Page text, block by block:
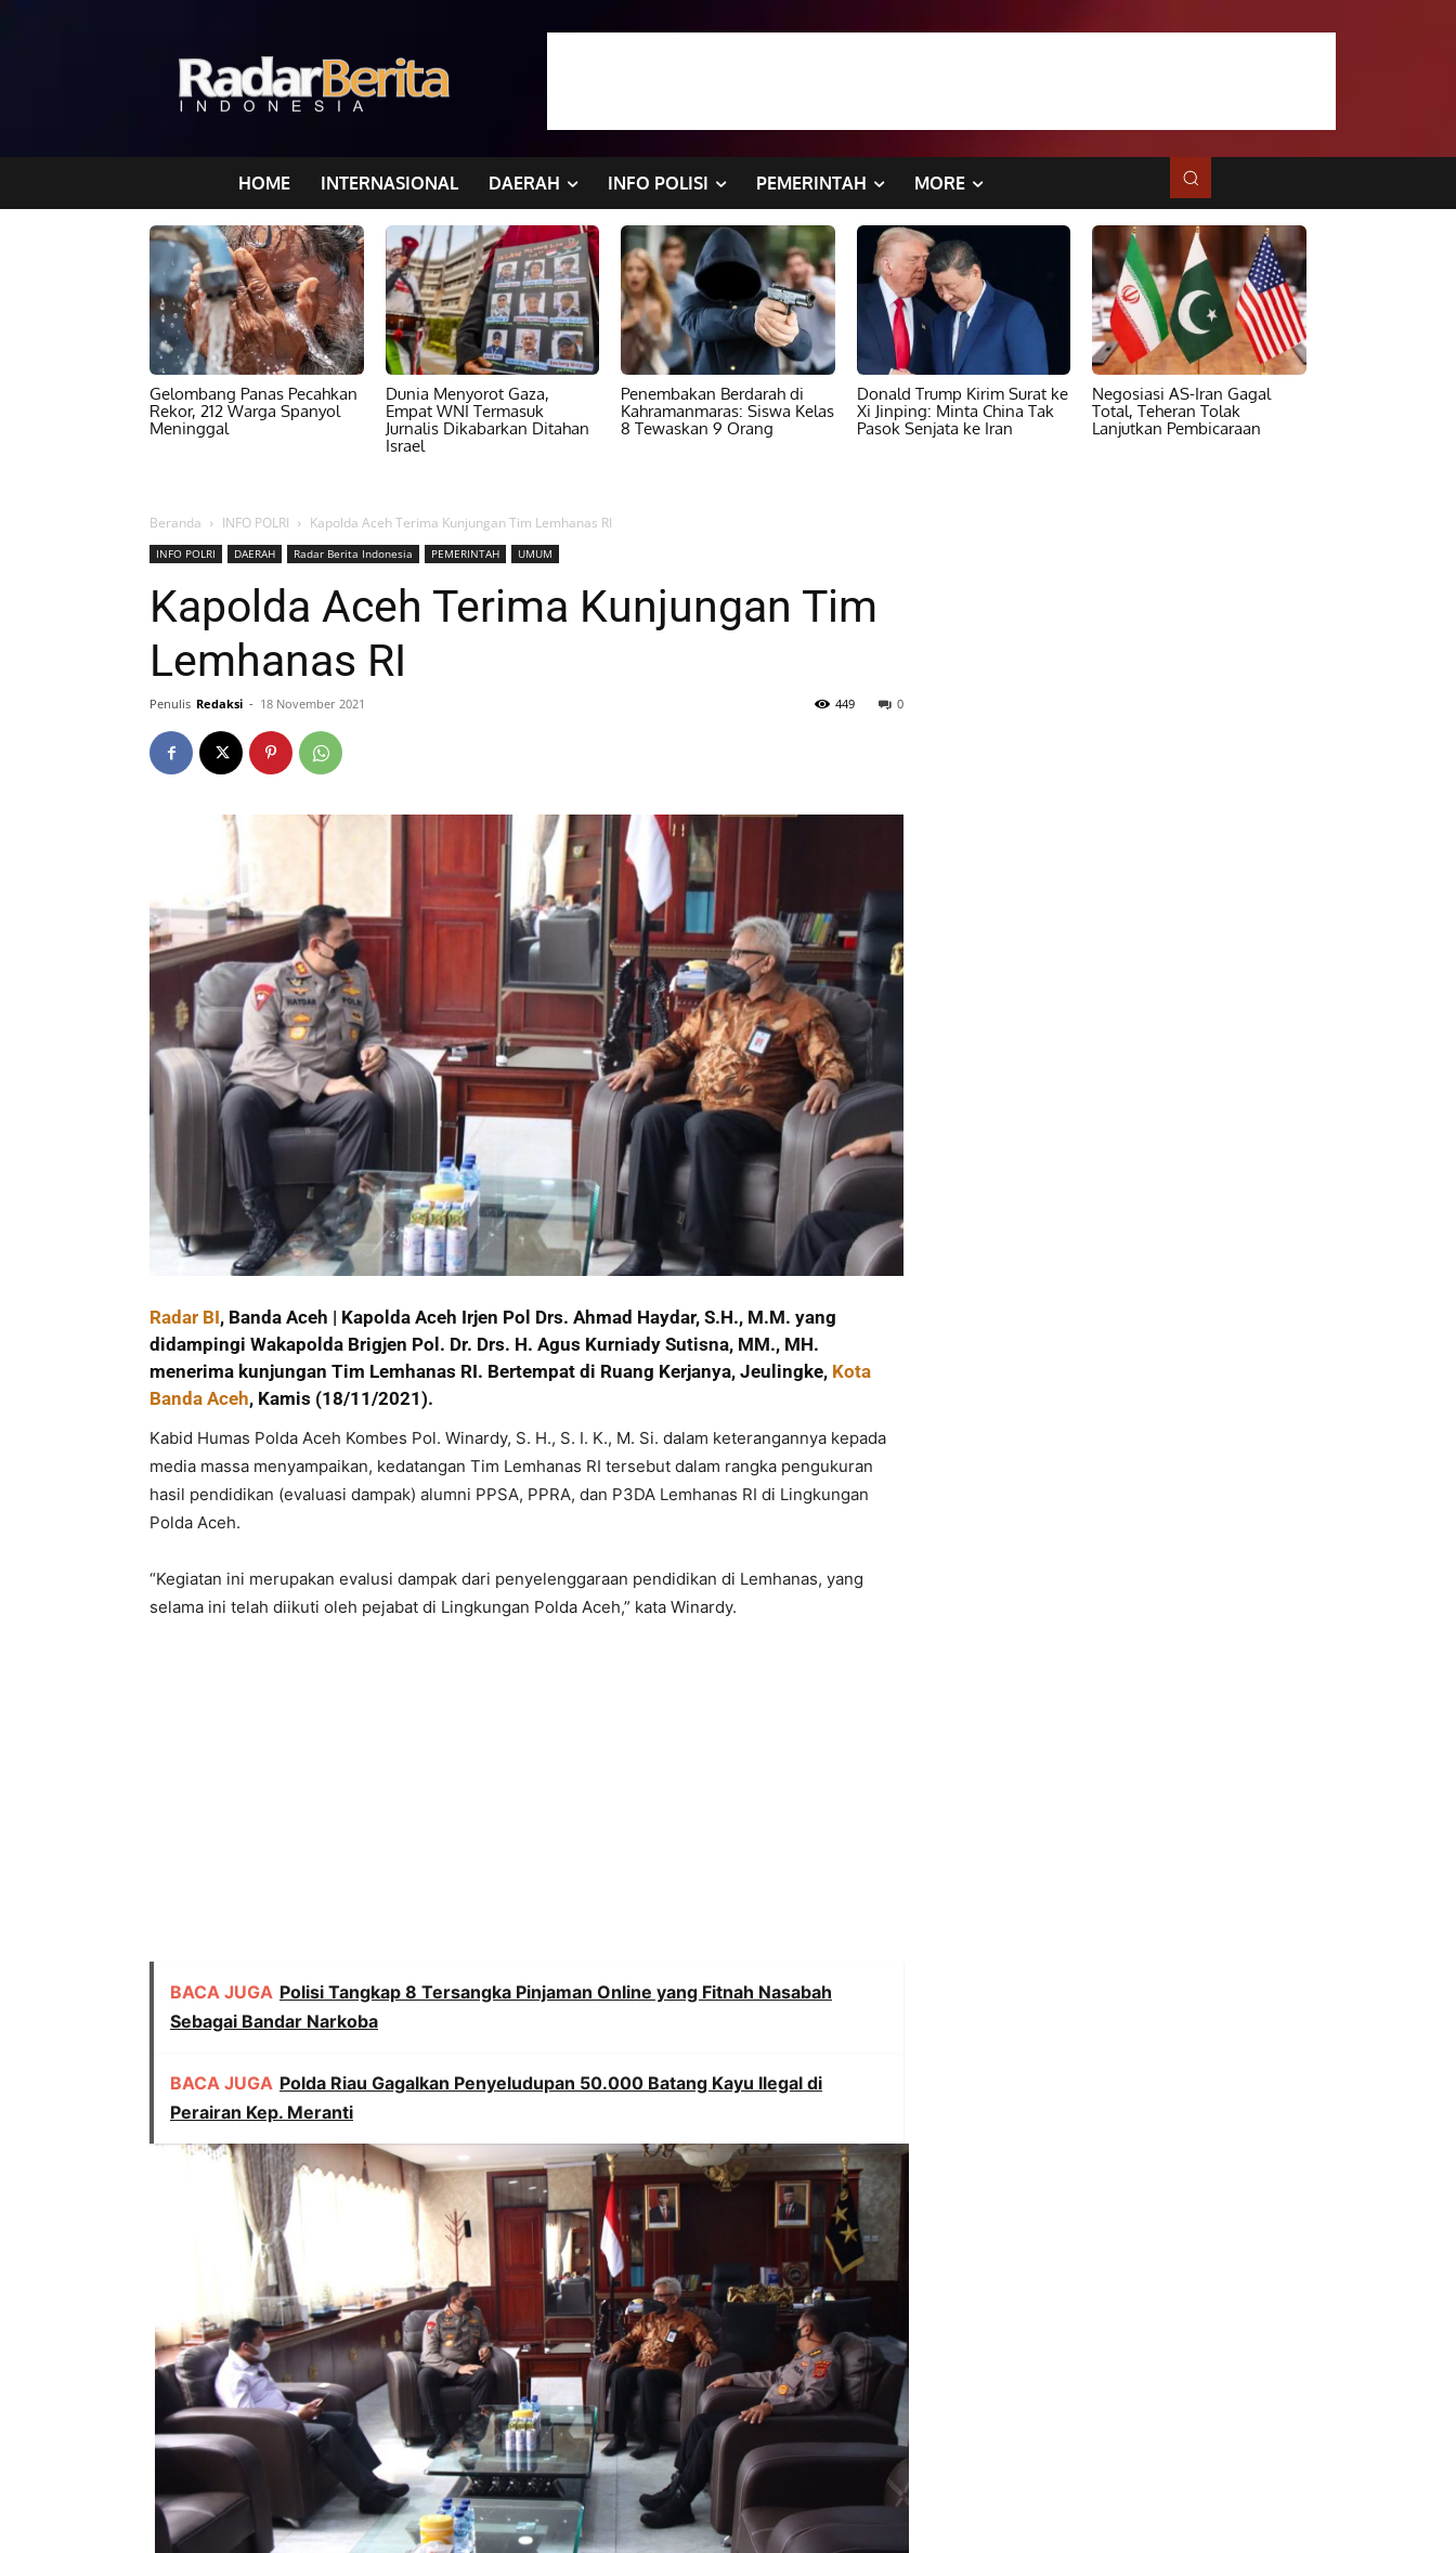
HOME INTERNASIONAL DAERAH INFO POLISI PEMERINTAH MORE
Gelombang Panas Pecahkan
Rekor, 212 Warga Spanyol
Meninggal
Dunia Menyorot Gaza,
Empat WNI Termasuk
Jurnalis Dikabarkan Ditahan
Israel
Penembakan Berdarah di
Kahramanmaras: Siswa Kelas
8 Tewaskan 9 Orang
Donald Trump Kirim Surat ke
Xi Jinping: Minta China Tak
Pasok Senjata ke Iran
Negosiasi AS-Iran Gagal
Total, Teheran Tolak
Lanjutkan Pembicaraan
Beranda INFO POLRI Kapolda Aceh Terima Kunjungan Tim Lemhanas RI
INFO POLRI DAERAH Radar Berita Indonesia PEMERINTAH UMUM
Kapolda Aceh Terima Kunjungan Tim
Lemhanas RI
Penulis Redaksi - 18 November 2021 0
449
Radar BI, Banda Aceh | Kapolda Aceh Irjen Pol Drs. Ahmad Haydar, S.H., M.M. yang
didampingi Wakapolda Brigjen Pol. Dr. Drs. H. Agus Kurniady Sutisna, MM., MH.
menerima kunjungan Tim Lemhanas RI. Bertempat di Ruang Kerjanya, Jeulingke, Kota
Banda Aceh, Kamis (18/11/2021).
Kabid Humas Polda Aceh Kombes Pol. Winardy, S. H., S. I. K., M. Si. dalam keterangannya kepada
media massa menyampaikan, kedatangan Tim Lemhanas RI tersebut dalam rangka pengukuran
hasil pendidikan (evaluasi dampak) alumni PPSA, PPRA, dan P3DA Lemhanas RI di Lingkungan
Polda Aceh.
“Kegiatan ini merupakan evalusi dampak dari penyelenggaraan pendidikan di Lemhanas, yang
selama ini telah diikuti oleh pejabat di Lingkungan Polda Aceh,” kata Winardy.
BACA JUGA Polisi Tangkap 8 Tersangka Pinjaman Online yang Fitnah Nasabah
Sebagai Bandar Narkoba
BACA JUGA Polda Riau Gagalkan Penyeludupan 50.000 Batang Kayu Ilegal di
Perairan Kep. Meranti